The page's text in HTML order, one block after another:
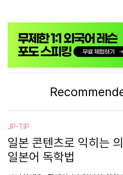
JP-TIP
일본 콘텐츠로 익히는
일본어 독학법